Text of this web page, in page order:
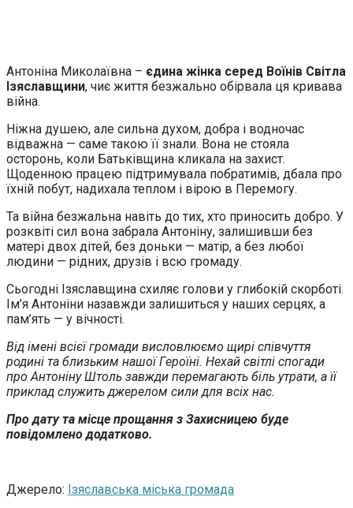
Антоніна Миколаївна – єдина жінка серед Воїнів Світла
Ізяславщини, чиє життя безжально обірвала ця кривава
війна.
Ніжна душею, але сильна духом, добра і водночас
відважна — саме такою її знали. Вона не стояла
осторонь, коли Батьківщина кликала на захист.
Щоденною працею підтримувала побратимів, дбала про
їхній побут, надихала теплом і вірою в Перемогу.
Та війна безжальна навіть до тих, хто приносить добро. У
розквіті сил вона забрала Антоніну, залишивши без
матері двох дітей, без доньки — матір, а без любої
людини — рідних, друзів і всю громаду.
Сьогодні Ізяславщина схиляє голови у глибокій скорботі.
Ім’я Антоніни назавжди залишиться у наших серцях, а
пам’ять — у вічності.
Від імені всієї громади висловлюємо щирі співчуття
родині та близьким нашої Героїні. Нехай світлі спогади
про Антоніну Штоль завжди перемагають біль утрати, а її
приклад служить джерелом сили для всіх нас.
Про дату та місце прощання з Захисницею буде
повідомлено додатково.
Джерело: Ізяславська міська громада